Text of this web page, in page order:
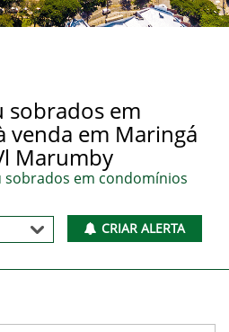
sobrados em
venda em Maringá
Marumby
sobrados em condomínios
CRIAR ALERTA